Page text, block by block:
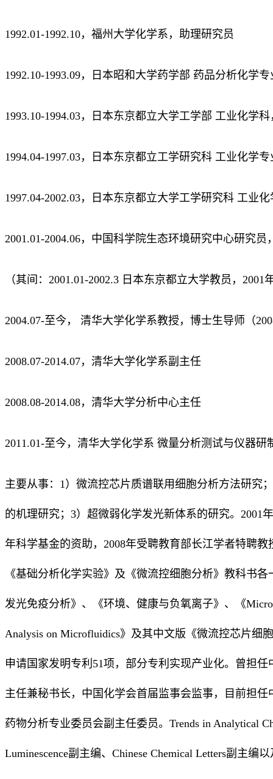
1992.01-1992.10，福州大学化学系，助理研究员
1992.10-1993.09，日本昭和大学药学部 药品分析化学
1993.10-1994.03，日本东京都立大学工学部 工业化学
1994.04-1997.03，日本东京都立工学研究科 工业化学
1997.04-2002.03，日本东京都立大学工学研究科 工业
2001.01-2004.06，中国科学院生态环境研究中心研究员
（其间：2001.01-2002.3 日本东京都立大学教员，
2004.07-至今， 清华大学化学系教授，博士生导师（
2008.07-2014.07，清华大学化学系副主任
2008.08-2014.08，清华大学分析中心主任
2011.01-至今，清华大学化学系 微量分析测试与仪器
主要从事：1）微流控芯片质谱联用细胞分析方法研究
的机理研究；3）超微弱化学发光新体系的研究。2001
年科学基金的资助，2008年受聘教育部长江学者特聘
《基础分析化学实验》及《微流控细胞分析》教科书
发光免疫分析》、《环境、健康与负氧离子》、《
Analysis on Microfluidics》及其中文版《微流控芯片细
申请国家发明专利51项，部分专利实现产业化。曾担
主任兼秘书长，中国化学会首届监事会监事，目前担
药物分析专业委员会副主任委员。Trends in Analytical
Luminescence副主编、Chinese Chemical Letters副主编